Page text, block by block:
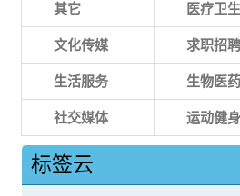
其它 医疗卫生
文化传媒 求职招聘
生活服务 生物医药
社交媒体 运动健身
标签云